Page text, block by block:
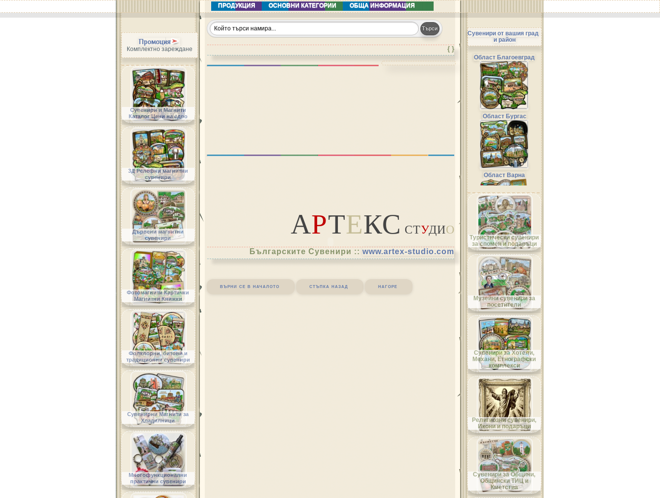
ПРОДУКЦИЯ ОСНОВНИ КАТЕГОРИИ ОБЩА ИНФОРМАЦИЯ
{ }
АРТЕКС СТУДИО
Българските Сувенири :: www.artex-studio.com
върни се в началото стъпка назад нагоре
Промоция
Комплектно зареждане
Сувенири и Магнити
Каталог Цени на едро
3Д Релефни магнитни
сувенири
Дървени магнитни
сувенири
Фотомагнити Картички
Магнитни Книжки
Фолклорни, битови и
традиционни сувенири
Сувенирни Магнити за
Хладилници
Многофункционални
практични сувенири
Сувенири от вашия град
и район
Област Благоевград
Област Бургас
Област Варна
Област Велико Търново
Област Видин
Област Враца
Област Габрово
Област Добрич
Туристически сувенири
за спомен и подаръци
Музейни сувенири за
посетители
Сувенири за Хотели,
Механи, Етнографски
комплекси
Религиозни сувенири,
Икони и подаръци
Сувенири за Общини,
Общински ТИЦ и
Кметства